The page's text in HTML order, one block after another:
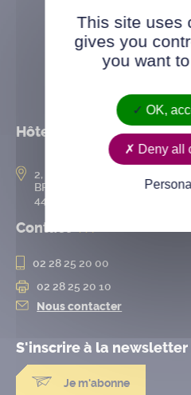
Hôtel de ville
2, rue de l’Hôtel-de-Ville
BP 50167
44802 Saint-Herblain cedex
Contact
02 28 25 20 00
02 28 25 20 10
Nous contacter
S'inscrire à la newsletter
Je m'abonne
This site uses
gives you
you want
OK,
Deny all